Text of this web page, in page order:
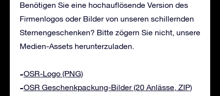
Benötigen Sie eine hochauflösende Version des
Firmenlogos oder Bilder von unseren schillernden
Sternengeschenken? Bitte zögern Sie nicht, unsere
Medien-Assets herunterzuladen.
OSR-Logo (PNG)
OSR Geschenkpackung-Bilder (20 Anlässe, ZIP)